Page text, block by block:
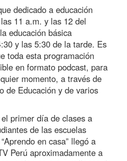
dedicado a educación
11 a.m. y las 12 del
educación básica
y las 5:30 de la tarde. Es
toda esta programación
en formato podcast, para
momento, a través de
de Educación y de varios
primer día de clases a
de las escuelas
en casa” llegó a
Perú aproximadamente a